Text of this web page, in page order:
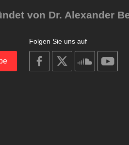
von Dr. Alexander
Folgen Sie uns auf
on
facebook
on
on
soundcloud